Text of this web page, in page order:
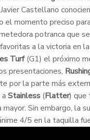
Castellano
el momento preciso
potranca que
a la victoria en la
Turf(G1) el próximo
presentaciones,
por la parte más
Stainless(Flatter) que
mayor. Sin embargo, la
4/5 en la taquilla